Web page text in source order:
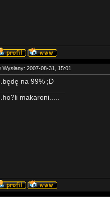
Wysłany: 2007-08-31, 15:01
...będę na 99% ;D
...ho?li makaroni.....